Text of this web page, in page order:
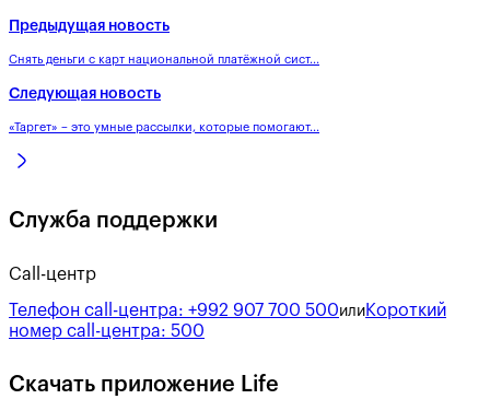
Предыдущая новость
Снять деньги с карт национальной платёжной сист...
Следующая новость
«Таргет» – это умные рассылки, которые помогают...
Служба поддержки
Call-центр
Телефон call-центра: +992 907 700 500или Короткий
номер call-центра: 500
Скачать приложение Life